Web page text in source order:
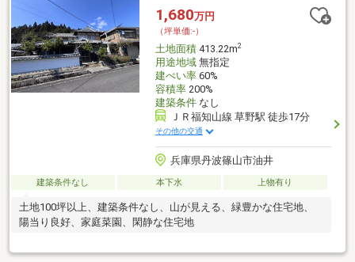
い合わせをお待ちしております♪1,680万円
（坪単価:-）
土地面積413.22m2
用途地域無指定
建ぺい率60%
容積率200%
建築条件なし
ＪＲ福知山線 草野駅 徒歩17分
その他の交通
兵庫県丹波篠山市油井
建築条件なし 本下水 上物有り
土地100坪以上、建築条件なし、山が見える、緑豊かな住宅地、
陽当り良好、家庭菜園、閑静な住宅地